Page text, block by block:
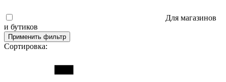
Для магазинов
и бутиков
Применить фильтр
Сортировка: